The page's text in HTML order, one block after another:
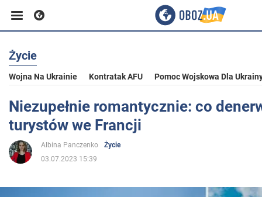
Biznes
Sport
Rozrywka
Życie
Wojna Na Ukrainie Kontratak AFU Pomoc Wojskowa Dla
Niezupełnie romantycznie: co
turystów we Francji
Albina Panczenko
Życie
03.07.2023 15:39